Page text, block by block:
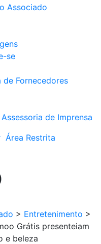
Associado
se
de Fornecedores
Assessoria de Imprensa
Área Restrita
> Entretenimento >
Grátis presenteiam
e beleza